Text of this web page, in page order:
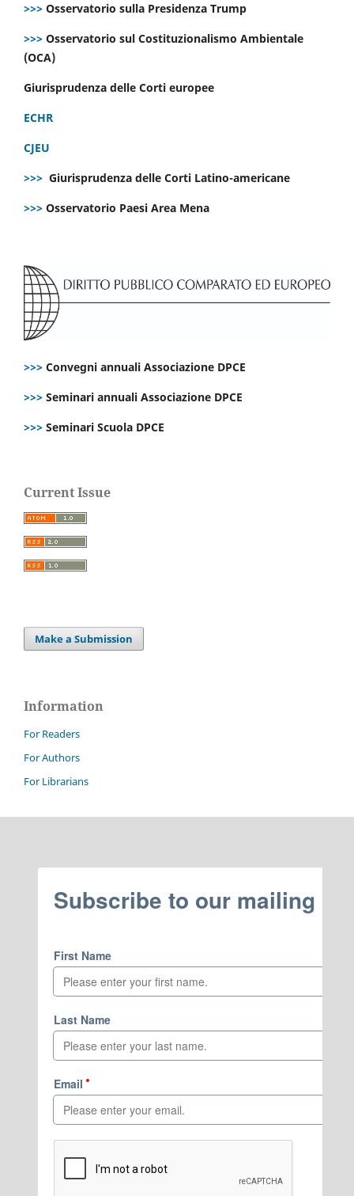
>>> Osservatorio sulla Presidenza Trump
>>> Osservatorio sul Costituzionalismo Ambientale
(OCA)
Giurisprudenza delle Corti europee
ECHR
CJEU
>>> Giurisprudenza delle Corti Latino-americane
>>> Osservatorio Paesi Area Mena
>>> Convegni annuali Associazione DPCE
>>> Seminari annuali Associazione DPCE
>>> Seminari Scuola DPCE
Current Issue
Make a Submission
Information
For Readers
For Authors
For Librarians